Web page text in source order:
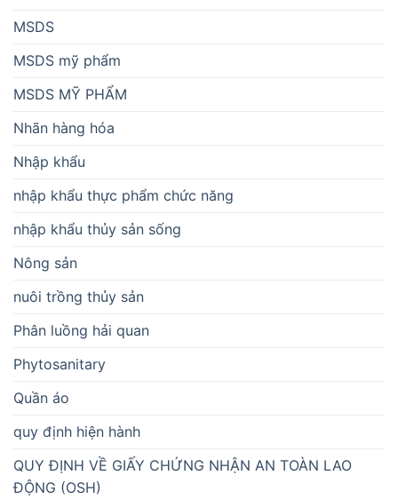
MSDS
MSDS mỹ phẩm
MSDS MỸ PHẨM
Nhãn hàng hóa
Nhập khẩu
nhập khẩu thực phẩm chức năng
nhập khẩu thủy sản sống
Nông sản
nuôi trồng thủy sản
Phân luồng hải quan
Phytosanitary
Quần áo
quy định hiện hành
QUY ĐỊNH VỀ GIẤY CHỨNG NHẬN AN TOÀN LAO
ĐỘNG (OSH)